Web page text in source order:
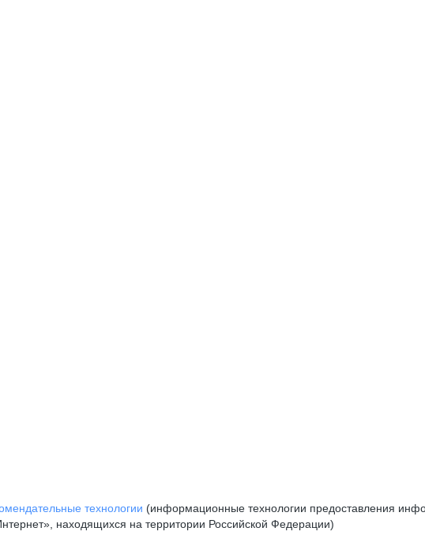
технологии (информационные технологии предоставления
находящихся на территории Российской Федерации)